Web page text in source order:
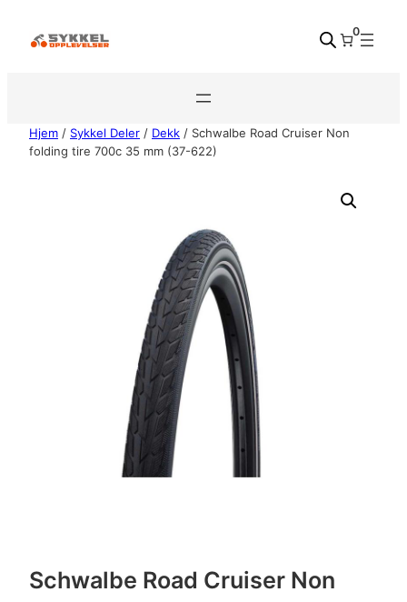
0
Hjem / Sykkel Deler / Dekk / Schwalbe Road Cruiser Non
folding tire 700c 35 mm (37-622)
Schwalbe Road Cruiser Non